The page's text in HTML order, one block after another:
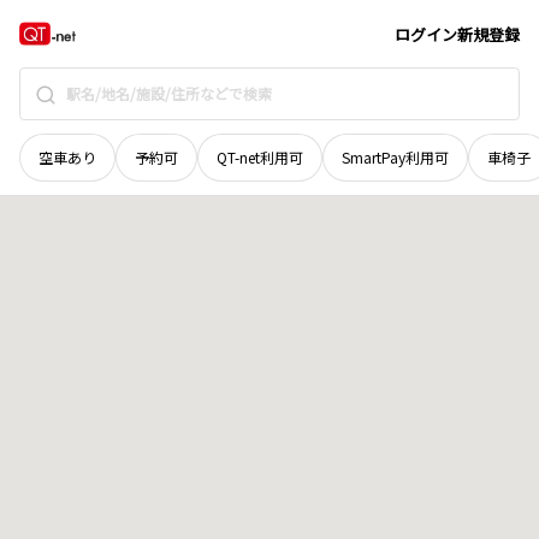
ログイン新規登録
空車あり 予約可 QT-net利用可 SmartPay利用可 車椅子
宮城県